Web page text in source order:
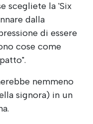
scegliete la 'Six
dalla
di essere
cose come
nemmeno
signora) in un